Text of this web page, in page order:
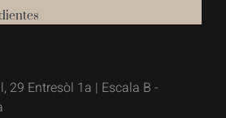
29 Entresòl 1a | Escala B -